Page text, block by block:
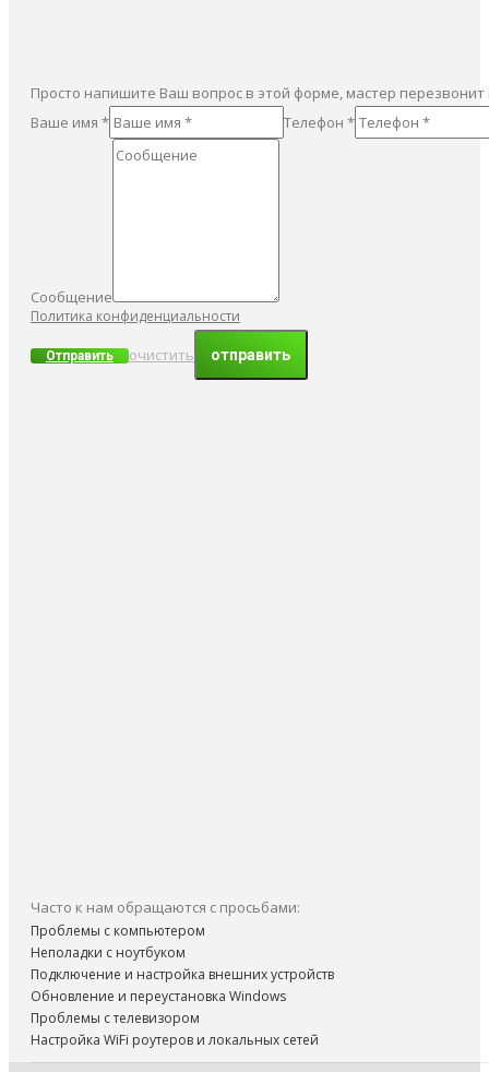
Просто напишите Ваш вопрос в этой форме, мастер
Ваше имя *
Телефон *
Сообщение
Политика конфиденциальности
Отправить очистить
Часто к нам обращаются с просьбами:
Проблемы с компьютером
Неполадки с ноутбуком
Подключение и настройка внешних устройств
Обновление и переустановка Windows
Проблемы с телевизором
Настройка WiFi роутеров и локальных сетей